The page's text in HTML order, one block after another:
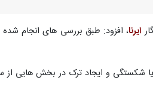
ایرنا، افزود: طبق بررسی های انجام
شکستگی و ایجاد ترک در بخش هایی از